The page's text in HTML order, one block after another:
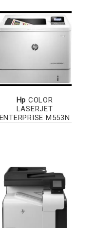
Hp COLOR
LASERJET
ENTERPRISE M553N